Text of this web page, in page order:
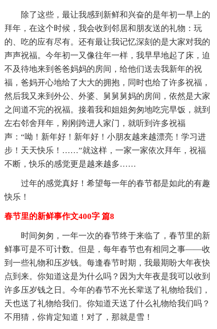
除了这些，最让我感到新鲜和兴奋的是年初一早上的
拜年，在这个时候，我会收到邻居和朋友送的礼物：玩
的、吃的应有尽有。还有最让我记忆深刻的是大家对我的
声声祝福。今年初一又像往年一样，我早早地起了床，迫
不及待地来到爸爸妈妈的房间，给他们送去我新年的祝
福，爸妈开心地给了大大的拥抱，同时也给了许多祝福，
然后我又来到外公、外婆、舅舅舅妈的房间，依然是大家
之间道不完的祝福。接着我和姐姐匆匆地吃完早饭，就到
左右邻舍拜年，刚刚跨进人家门，就听到许多祝福
声：“呦！新年好！新年好！小朋友越来越漂亮！学习进
步！天天快乐！……”就这样，一家一家依次拜年，祝福
不断，快乐的感觉更是越来越多……
过年的感觉真好！希望每一年的春节都是如此的有趣
快乐！
春节里的新鲜事作文400字 篇8
时间匆匆，一年一次的春节终于来临了，春节里的新
鲜事可是不可计数。但是，每年春节也有相同之事——收
到一些礼物和压岁钱。每逢春节时期，我最期盼大年夜快
点到来。你知道这是为什么吗？因为大年夜是我可以收到
许多压岁钱之日。今年的春节不光长辈送了礼物给我们，
天也送了礼物给我们。你知道天送了什么礼物给我们吗？
不用猜，你肯定知道！对了，那就是雪！